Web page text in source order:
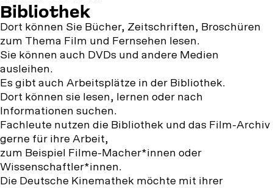
Bibliothek
Dort können Sie Bücher, Zeitschriften, Broschüren
zum Thema Film und Fernsehen lesen.
Sie können auch DVDs und andere Medien
ausleihen.
Es gibt auch Arbeitsplätze in der Bibliothek.
Dort können sie lesen, lernen oder nach
Informationen suchen.
Fachleute nutzen die Bibliothek und das Film-Archiv
gerne für ihre Arbeit,
zum Beispiel Filme-Macher*innen oder
Wissenschaftler*innen.
Die Deutsche Kinemathek möchte mit ihrer